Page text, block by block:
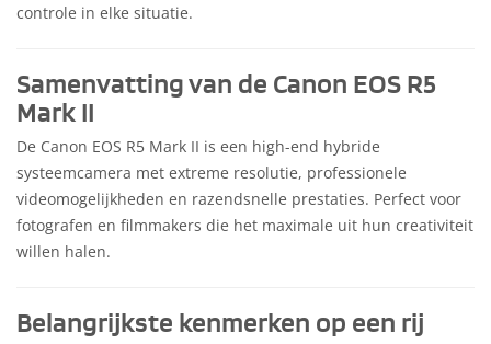
controle in elke situatie.
Samenvatting van de Canon EOS R5
Mark II
De Canon EOS R5 Mark II is een high-end hybride
systeemcamera met extreme resolutie, professionele
videomogelijkheden en razendsnelle prestaties. Perfect voor
fotografen en filmmakers die het maximale uit hun creativiteit
willen halen.
Belangrijkste kenmerken op een rij